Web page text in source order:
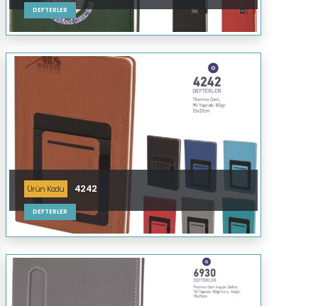
DEFTERLER
Ürün Kodu 4242
DEFTERLER